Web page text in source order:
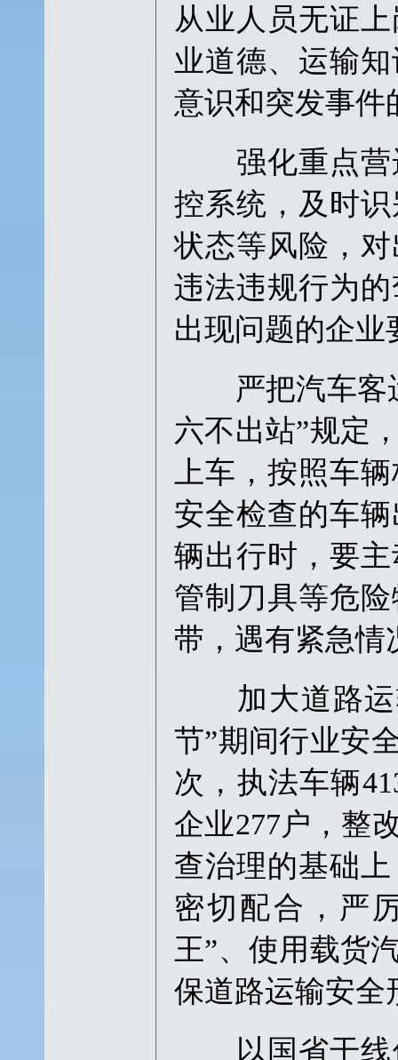
从业人员无证
业道德、运输
意识和突发事件
强化重点营
控系统，及时
状态等风险，
违法违规行为
出现问题的企业
严把汽车客运
六不出站”规定
上车，按照车
安全检查的车
辆出行时，要
管制刀具等危
带，遇有紧急情
加大道路运
节”期间行业安
次，执法车辆
企业277户，整
查治理的基础
密切配合，严
王”、使用载货
保道路运输安全
以国省干线保